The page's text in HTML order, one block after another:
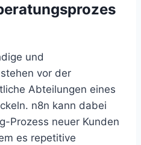
und
vor der
Abteilungen eines
n8n kann dabei
Prozess neuer Kunden
es repetitive